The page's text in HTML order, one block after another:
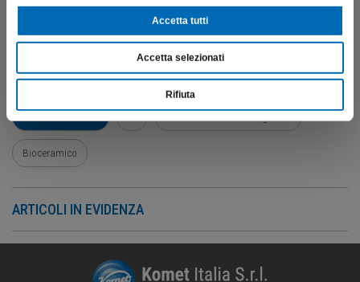
Accetta tutti
Accetta selezionati
Rifiuta
Frese in ceramica Frese polimeriche Gommini
Lime reciprocanti Pulizia e disinfezione
Punte soniche e punte ultrasoniche Strumenti endodontici
Bioceramico
ARTICOLI IN EVIDENZA